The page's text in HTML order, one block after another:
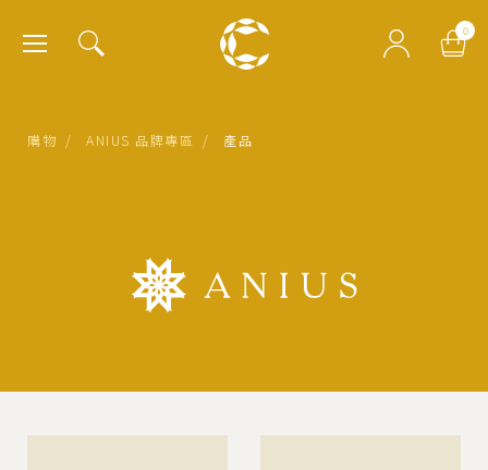
肯園 Canjune 0
購物 / ANIUS 品牌專區 / 產品